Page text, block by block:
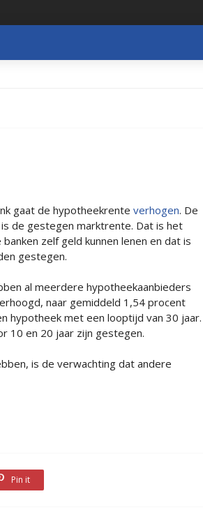
gaat de hypotheekrente verhogen. De
de gestegen marktrente. Dat is het
zelf geld kunnen lenen en dat is
gestegen.
al meerdere hypotheekaanbieders
naar gemiddeld 1,54 procent
hypotheek met een looptijd van 30 jaar.
10 en 20 jaar zijn gestegen.
is de verwachting dat andere
Pin it